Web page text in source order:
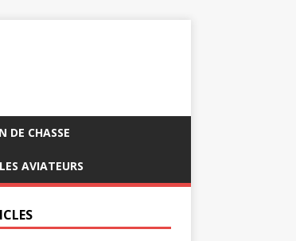
DE CHASSE
LES AVIATEURS